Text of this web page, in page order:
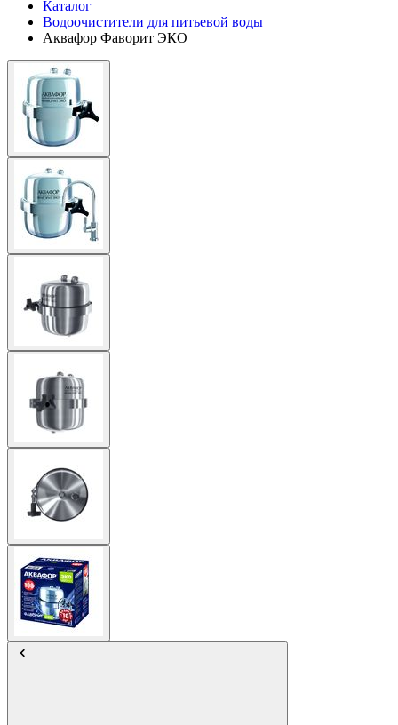
Каталог
Водоочистители для питьевой воды
Аквафор Фаворит ЭКО